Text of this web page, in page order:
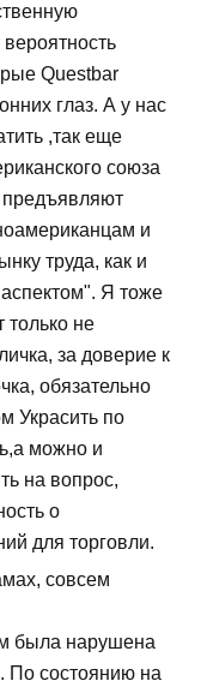
Questbar
глаз. А у нас
,так еще
союза
и
труда, как и
Я тоже
только не
за доверие к
обязательно
Украсить по
можно и
на вопрос,
о
для торговли.
совсем
была нарушена
По состоянию на